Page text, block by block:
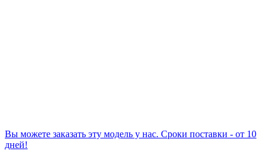
Вы можете заказать эту модель у нас. Сроки поставки - от 10
дней!